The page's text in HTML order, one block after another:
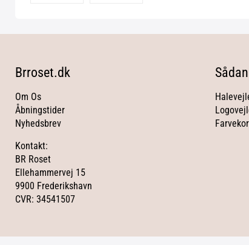
Brroset.dk
Om Os
Åbningstider
Nyhedsbrev
Kontakt:
BR Roset
Ellehammervej 15
9900 Frederikshavn
CVR: 34541507